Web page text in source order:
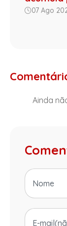
07 Ago
Ainda